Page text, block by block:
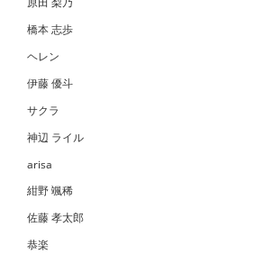
橋本 志歩
ヘレン
伊藤 優斗
サクラ
神辺 ライル
arisa
紺野 颯稀
佐藤 孝太郎
恭楽